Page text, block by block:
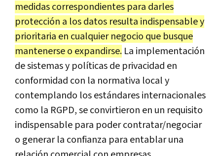
medidas correspondientes para darles
protección a los datos resulta indispensable y
prioritaria en cualquier negocio que busque
mantenerse o expandirse. La implementación
de sistemas y políticas de privacidad en
conformidad con la normativa local y
contemplando los estándares internacionales
como la RGPD, se convirtieron en un requisito
indispensable para poder contratar/negociar
o generar la confianza para entablar una